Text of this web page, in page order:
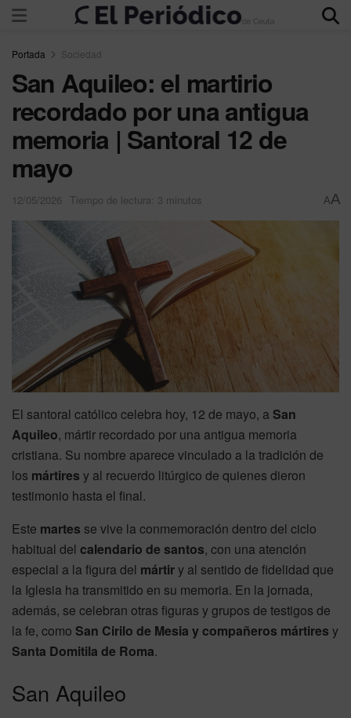
Portada Sociedad
San Aquileo: el martirio
recordado por una antigua
memoria | Santoral 12 de
mayo
12/05/2026 Tiempo de lectura: 3 minutos AA
El santoral católico celebra hoy, 12 de mayo, a San
Aquileo, mártir recordado por una antigua memoria
cristiana. Su nombre aparece vinculado a la tradición de
los mártires y al recuerdo litúrgico de quienes dieron
testimonio hasta el final.
Este martes se vive la conmemoración dentro del ciclo
habitual del calendario de santos, con una atención
especial a la figura del mártiry al sentido de fidelidad que
la Iglesia ha transmitido en su memoria. En la jornada,
además, se celebran otras figuras y grupos de testigos de
la fe, como San Cirilo de Mesia y compañeros mártires y
Santa Domitila de Roma.
San Aquileo